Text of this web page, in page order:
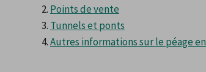
Points de vente
Tunnels et ponts
Autres informations sur le péage